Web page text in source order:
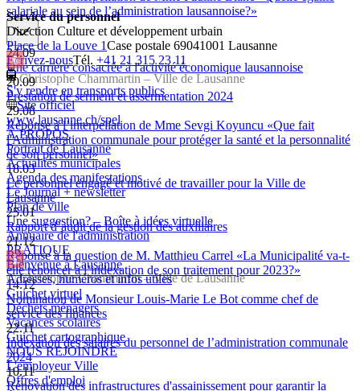
© Christophe Chammartin – Ville de Lausanne
© Christophe Chammartin – Ville de Lausanne
salariale au sein de l’administration lausannoise?»
24.09
Une carrière consacrée à l'activité économique lausannoise
20.09
Prestation de serment et assermentation 2024
29.08
Réponse à l’interpellation de Mme Sevgi Koyuncu «Que fait
l'Administration communale pour protéger la santé et la personnalité
de son personnel»
18.03
Le personnel engagé et motivé de travailler pour la Ville de
Lausanne
25.01
Rapport d’audit de la gestion des auxiliaires
21.12
Réponse à la question de M. Matthieu Carrel «La Municipalité va-t-
elle renoncer à l’indexation de son traitement pour 2023?»
14.12
Nomination de Monsieur Louis-Marie Le Bot comme chef de
service des finances
22.11
Indexation des salaires du personnel de l’administration communale
2024
10.11
Rénovation des infrastructures d'assainissement pour garantir la
Service du personnel
Direction Culture et développement urbain
Place de la Louve 1Case postale 69041001 Lausanne
Ecrivez-nousTél. +41 21 315 23 11
S'y rendre en transports publics
Site officiel
www.lausanne.ch/spel
À PROPOS
Portrait de Lausanne
Actualités municipales
Agenda des manifestations
Le Journal + newsletter
Plan de ville
Une suggestion? – Boîte à idées virtuelle
Annuaire de l'administration
PRATIQUE
Bienvenue à Lausanne
Adresses, numéros et infos utiles
Guichet virtuel
Déchets ménagers
Vacances scolaires
Guichet cartographique
NOUS REJOINDRE
L'employeur Ville
Offres d'emploi